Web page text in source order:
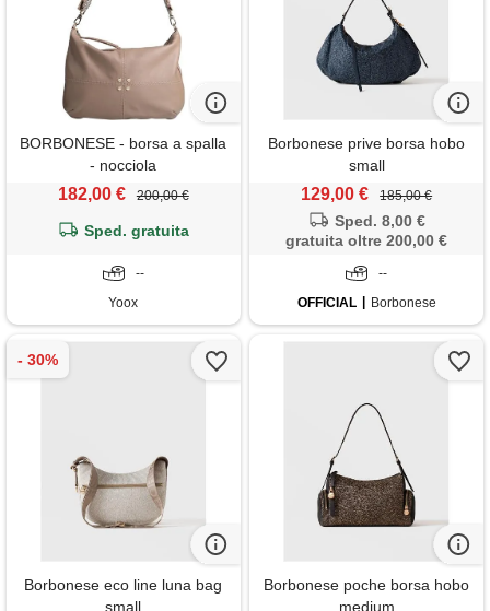
BORBONESE - borsa a spalla
- nocciola
182,00 € 200,00 €
Sped. gratuita
--
Yoox
Borbonese prive borsa hobo
small
129,00 € 185,00 €
Sped. 8,00 €
gratuita oltre 200,00 €
--
OFFICIAL
Borbonese
Borbonese eco line luna bag
small
Borbonese poche borsa hobo
medium